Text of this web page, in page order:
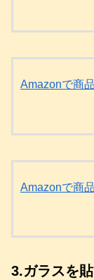
Amazonで商
Amazonで商
3.ガラスを